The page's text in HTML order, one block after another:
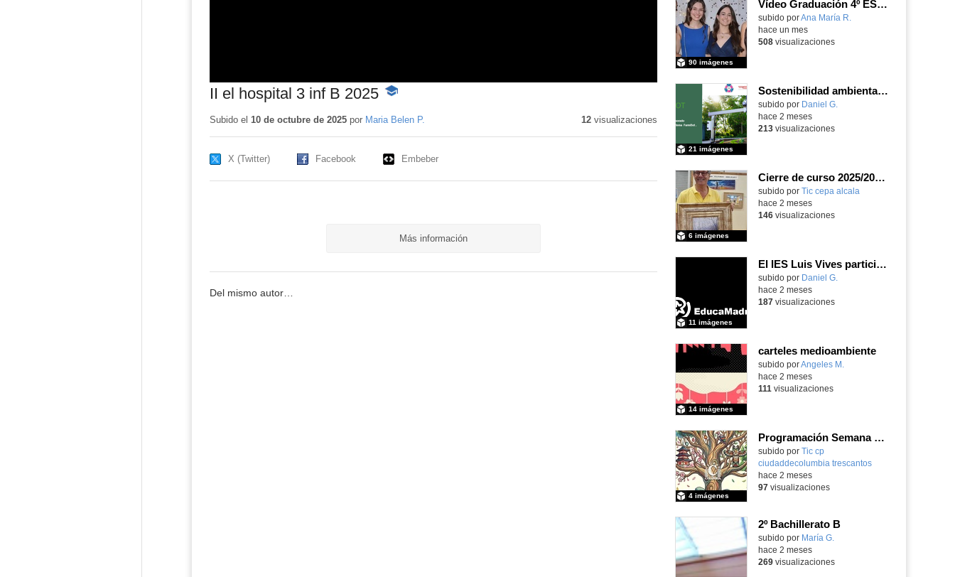
II el hospital 3 inf B 2025 -
educativo
Subido el 10 de octubre de 2025por Maria Belen P. 12visualizaciones
X (Twitter) Facebook Embeber
Más información
Del mismo autor…
Vídeo Graduación 4º ESO 2025-2026
subido porAna María R.
90 imágenes
hace un mes
508visualizaciones
Sostenibilidad ambiental, eficiencia energética y sistemas de producción inteligente para la industria 4.0
subido por Daniel G.
21 imágenes
hace 2 meses
213visualizaciones
Cierre de curso 2025/2026 Asociación cultural Don Juan I
subido por Tic cepa alcala
6 imágenes
hace 2 meses
146visualizaciones
El IES Luis Vives participa en la jornada de trabajo sobre mecanizado CNC e Industria 4.0
subido por Daniel G.
11 imágenes
hace 2 meses
187visualizaciones
carteles medioambiente
Contenido educativo.
subido porAngeles M.
14 imágenes
hace 2 meses
111 visualizaciones
Programación Semana Cultural 2025-26
subido por Tic cp
ciudaddecolumbia trescantos
4 imágenes
-
hace 2 meses
97visualizaciones
2º Bachillerato B
Contenido educativo.
subido por María G.
hace 2 meses
269visualizaciones